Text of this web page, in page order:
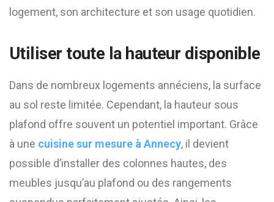
logement, son architecture et son usage quotidien.
Utiliser toute la hauteur disponible
Dans de nombreux logements annéciens, la surface
au sol reste limitée. Cependant, la hauteur sous
plafond offre souvent un potentiel important. Grâce
à une cuisine sur mesure à Annecy, il devient
possible d’installer des colonnes hautes, des
meubles jusqu’au plafond ou des rangements